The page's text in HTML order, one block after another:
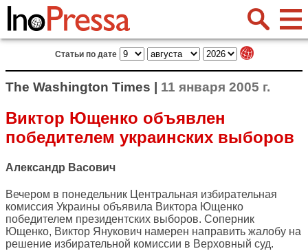
Статьи по дате
The Washington Times | 11 января 2005 г.
Виктор Ющенко объявлен
победителем украинских выборов
Александр Васович
Вечером в понедельник Центральная избирательная
комиссия Украины объявила Виктора Ющенко
победителем президентских выборов. Соперник
Ющенко, Виктор Янукович намерен направить жалобу на
решение избирательной комиссии в Верховный суд.